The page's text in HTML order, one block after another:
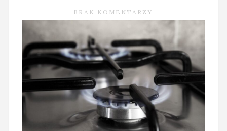
BRAK KOMENTARZY